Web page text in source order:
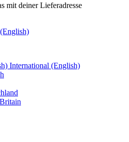
mit deiner Lieferadresse
International (English)